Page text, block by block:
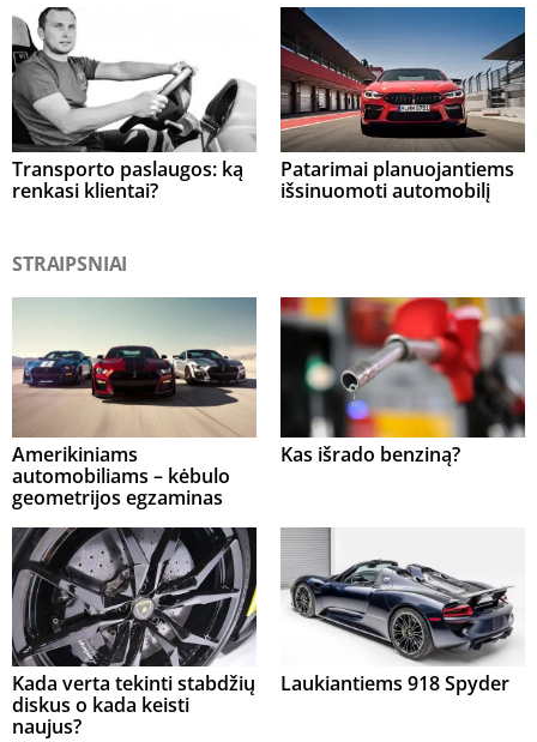
Transporto paslaugos: ką
renkasi klientai?
Patarimai planuojantiems
išsinuomoti automobilį
STRAIPSNIAI
Amerikiniams
automobiliams – kėbulo
geometrijos egzaminas
Kas išrado benziną?
Kada verta tekinti stabdžių
diskus o kada keisti
naujus?
Laukiantiems 918 Spyder